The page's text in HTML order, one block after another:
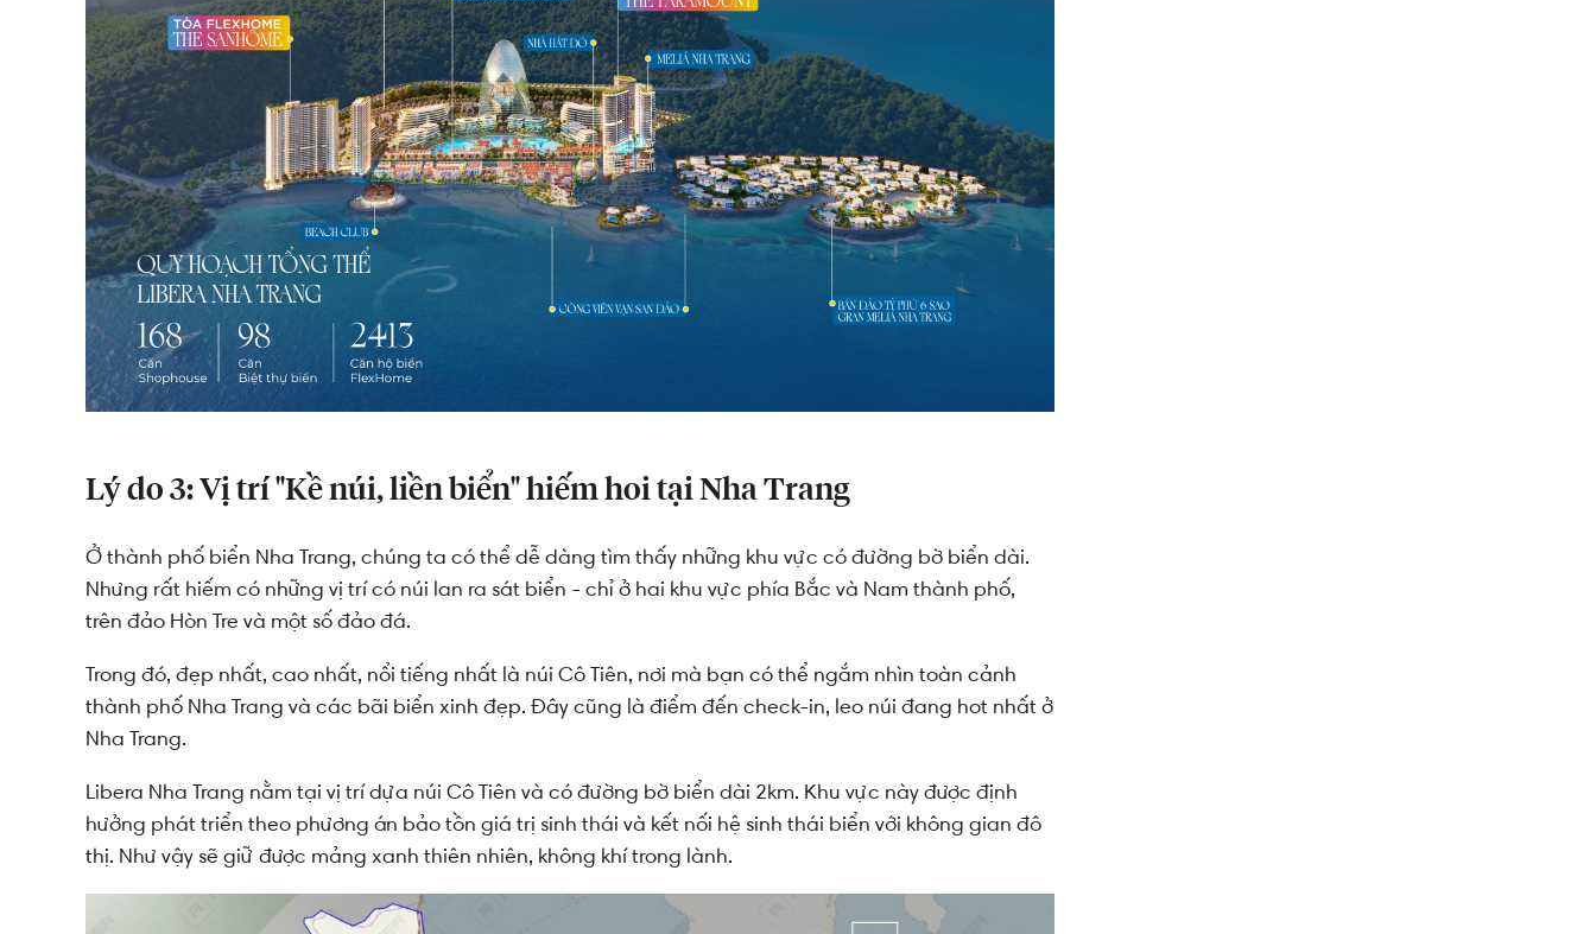
Lý do 3: Vị trí "Kề núi, liền biển" hiếm hoi tại Nha Trang
Ở thành phố biển Nha Trang, chúng ta có thể dễ dàng tìm thấy những khu vực có đường bờ biển dài.
Nhưng rất hiếm có những vị trí có núi lan ra sát biển - chỉ ở hai khu vực phía Bắc và Nam thành phố,
trên đảo Hòn Tre và một số đảo đá.
Trong đó, đẹp nhất, cao nhất, nổi tiếng nhất là núi Cô Tiên, nơi mà bạn có thể ngắm nhìn toàn cảnh
thành phố Nha Trang và các bãi biển xinh đẹp. Đây cũng là điểm đến check-in, leo núi đang hot nhất ở
Nha Trang.
Libera Nha Trang nằm tại vị trí dựa núi Cô Tiên và có đường bờ biển dài 2km. Khu vực này được định
hưởng phát triển theo phương án bảo tồn giá trị sinh thái và kết nối hệ sinh thái biển với không gian đô
thị. Như vậy sẽ giữ được mảng xanh thiên nhiên, không khí trong lành.